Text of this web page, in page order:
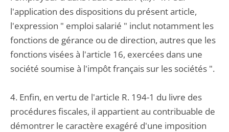
l'application des dispositions du présent article,
l'expression " emploi salarié " inclut notamment les
fonctions de gérance ou de direction, autres que les
fonctions visées à l'article 16, exercées dans une
société soumise à l'impôt français sur les sociétés ".
4. Enfin, en vertu de l'article R. 194-1 du livre des
procédures fiscales, il appartient au contribuable de
démontrer le caractère exagéré d'une imposition